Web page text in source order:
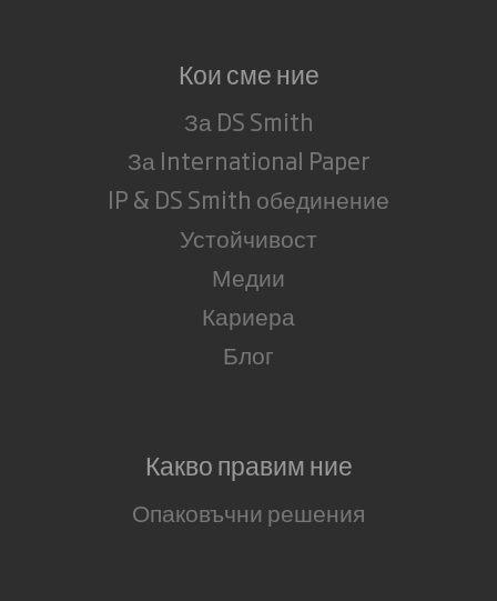
Кои сме ние
За DS Smith
За International Paper
IP & DS Smith обединение
Устойчивост
Медии
Кариера
Блог
Какво правим ние
Опаковъчни решения